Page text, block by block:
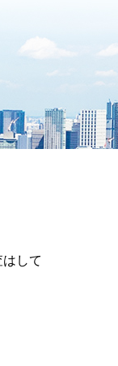
して